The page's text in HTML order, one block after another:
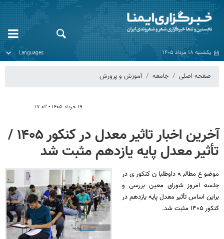
یکشنبه ۱۸ مرداد ۱۴۰۵
صفحه اصلی جامعه آموزش و پرورش
۱۹ خرداد ۱۴۰۵ - ۱۷:۰۲
آخرین اخبار تاثیر معدل در کنکور ۱۴۰۵ /
تأثیر معدل پایه یازدهم مثبت شد
موضوع مطالبه داوطلبان کنکوری در
جلسه امروز شورای معین بررسی و
براین اساس تأثیر معدل پایه یازدهم در
کنکور ۱۴۰۵ مثبت شد.